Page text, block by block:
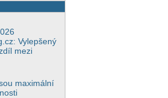
Vylepšený
mezi
maximální